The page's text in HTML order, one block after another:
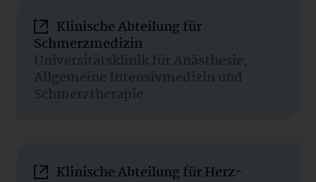
Klinische Abteilung für
Schmerzmedizin
Universitätsklinik für Anästhesie,
Allgemeine Intensivmedizin und
Schmerztherapie
Klinische Abteilung für Herz-